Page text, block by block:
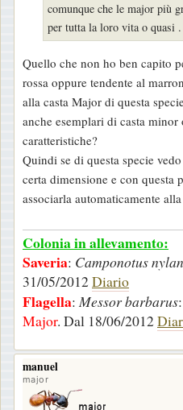
comunque che le major più
per tutta la loro vita o quasi .
Quello che non ho ben capito
rossa oppure tendente al
alla casta Major di questa
anche esemplari di casta minor
caratteristiche?
Quindi se di questa specie
certa dimensione e con questa
associarla automaticamente
Colonia in allevamento:
Saveria: Camponotus
31/05/2012Diario
Flagella: Messor barbarus
Major. Dal 18/06/2012
manuel
major